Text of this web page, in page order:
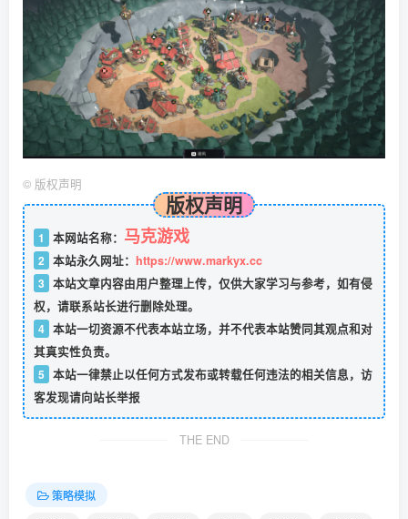
© 版权声明
版权声明
1 本网站名称： 马克游戏
2 本站永久网址： https://www.markyx.cc
3 本站文章内容由用户整理上传，仅供大家学习与参考，如有侵
权，请联系站长进行删除处理。
4 本站一切资源不代表本站立场，并不代表本站赞同其观点和对
其真实性负责。
5 本站一律禁止以任何方式发布或转载任何违法的相关信息，访
客发现请向站长举报
THE END
策略模拟